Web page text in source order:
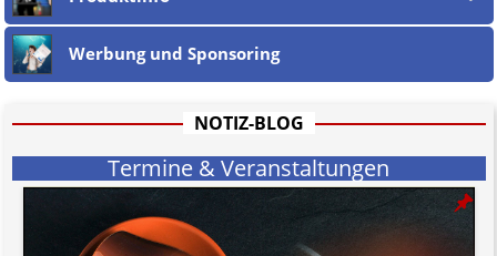
Jener Disclaimer soll sich nicht über gültiges Recht hinwegsetzen und
hat aufgrund der nicht Vertrags-gebundenen Wirksamkeit hpts.
informativen Charakter.
Bitte beachten Sie in dem Zusammenhang auch unsere
Werbung und Sponsoring
NOTIZ-BLOG
Termine & Veranstaltungen